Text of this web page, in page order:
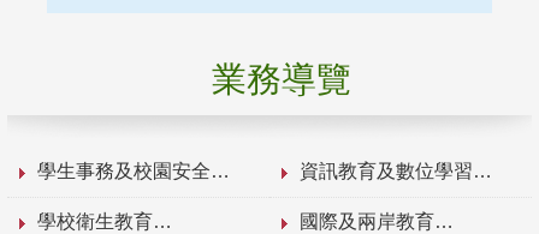
業務導覽
學生事務及校園安全 資訊教育及數位學習
學校衛生教育 國際及兩岸教育